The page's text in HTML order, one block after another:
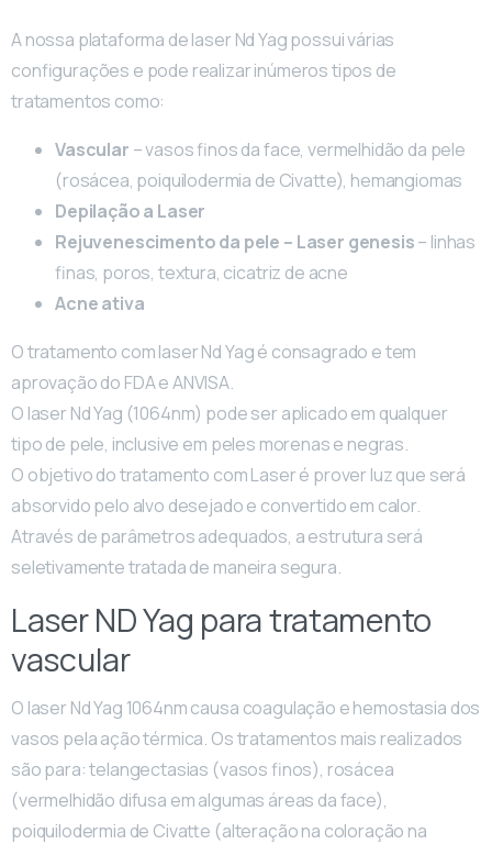
A nossa plataforma de laser Nd Yag possui várias
configurações e pode realizar inúmeros tipos de
tratamentos como:
Vascular – vasos finos da face, vermelhidão da pele
(rosácea, poiquilodermia de Civatte), hemangiomas
Depilação a Laser
Rejuvenescimento da pele – Laser genesis– linhas
finas, poros, textura, cicatriz de acne
Acne ativa
O tratamento com laser Nd Yag é consagrado e tem
aprovação do FDA e ANVISA.
O laser Nd Yag (1064nm) pode ser aplicado em qualquer
tipo de pele, inclusive em peles morenas e negras.
O objetivo do tratamento com Laser é prover luz que será
absorvido pelo alvo desejado e convertido em calor.
Através de parâmetros adequados, a estrutura será
seletivamente tratada de maneira segura.
Laser ND Yag para tratamento
vascular
O laser Nd Yag 1064nm causa coagulação e hemostasia dos
vasos pela ação térmica. Os tratamentos mais realizados
são para: telangectasias (vasos finos), rosácea
(vermelhidão difusa em algumas áreas da face),
poiquilodermia de Civatte (alteração na coloração na